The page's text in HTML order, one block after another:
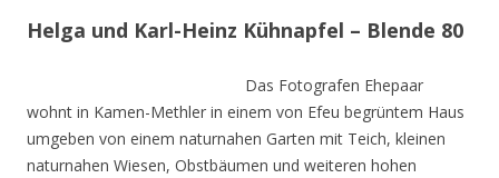
Helga und Karl-Heinz Kühnapfel – Blende 80
Das Fotografen Ehepaar
wohnt in Kamen-Methler in einem von Efeu begrüntem Haus
umgeben von einem naturnahen Garten mit Teich, kleinen
naturnahen Wiesen, Obstbäumen und weiteren hohen